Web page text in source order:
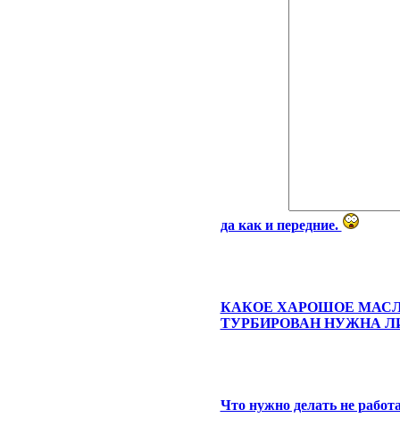
да как и передние.
КАКОЕ ХАРОШОЕ
ТУРБИРОВАН НУЖНА
Что нужно делать не